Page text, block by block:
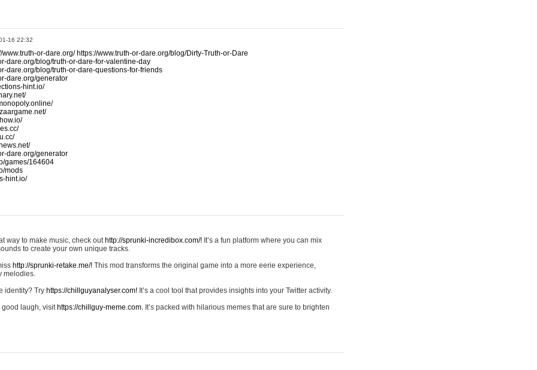
16 22:32
www.truth-or-dare.org/ https://www.truth-or-dare.org/blog/Dirty-Truth-or-Dare
dare.org/blog/truth-or-dare-for-valentine-day
dare.org/blog/truth-or-dare-questions-for-friends
dare.org/generator
hint.io/
dare.org/generator
games/164604
mods
hint.io/
way to make music, check out http://sprunki-incredibox.com/! It’s a fun platform where you can mix
to create your own unique tracks.
http://sprunki-retake.me/! This mod transforms the original game into a more eerie experience,
melodies.
identity? Try https://chillguyanalyser.com! It’s a cool tool that provides insights into your Twitter activity.
good laugh, visit https://chillguy-meme.com. It’s packed with hilarious memes that are sure to brighten